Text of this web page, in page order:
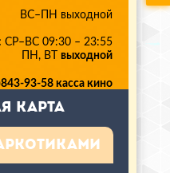
ВС–ПН выходной
СР–ВС 09:30 – 23:55
ПН, ВТ выходной
93-58 касса кино
КАРТА